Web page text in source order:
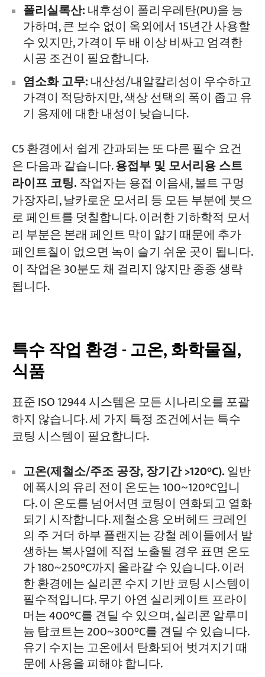
폴리실록산:내후성이 폴리우레탄(PU)을 능
가하며, 큰 보수 없이 옥외에서 15년간 사용할
수 있지만, 가격이 두 배 이상 비싸고 엄격한
시공 조건이 필요합니다.
염소화 고무:내산성/내알칼리성이 우수하고
가격이 적당하지만, 색상 선택의 폭이 좁고 유
기 용제에 대한 내성이 낮습니다.
C5 환경에서 쉽게 간과되는 또 다른 필수 요건
은 다음과 같습니다.용접부 및 모서리용 스트
라이프 코팅.작업자는 용접 이음새, 볼트 구멍
가장자리, 날카로운 모서리 등 모든 부분에 붓으
로 페인트를 덧칠합니다. 이러한 기하학적 모서
리 부분은 본래 페인트 막이 얇기 때문에 추가
페인트칠이 없으면 녹이 슬기 쉬운 곳이 됩니다.
이 작업은 30분도 채 걸리지 않지만 종종 생략
됩니다.
특수 작업 환경 - 고온, 화학물질,
식품
표준 ISO 12944 시스템은 모든 시나리오를 포괄
하지 않습니다. 세 가지 특정 조건에서는 특수
코팅 시스템이 필요합니다.
고온(제철소/주조 공장, 장기간 >120°C).일반
에폭시의 유리 전이 온도는 100~120°C입니
다. 이 온도를 넘어서면 코팅이 연화되고 열화
되기 시작합니다. 제철소용 오버헤드 크레인
의 주 거더 하부 플랜지는 강철 레이들에서 발
생하는 복사열에 직접 노출될 경우 표면 온도
가 180~250°C까지 올라갈 수 있습니다. 이러
한 환경에는 실리콘 수지 기반 코팅 시스템이
필수적입니다. 무기 아연 실리케이트 프라이
머는 400°C를 견딜 수 있으며, 실리콘 알루미
늄 탑코트는 200~300°C를 견딜 수 있습니다.
유기 수지는 고온에서 탄화되어 벗겨지기 때
문에 사용을 피해야 합니다.